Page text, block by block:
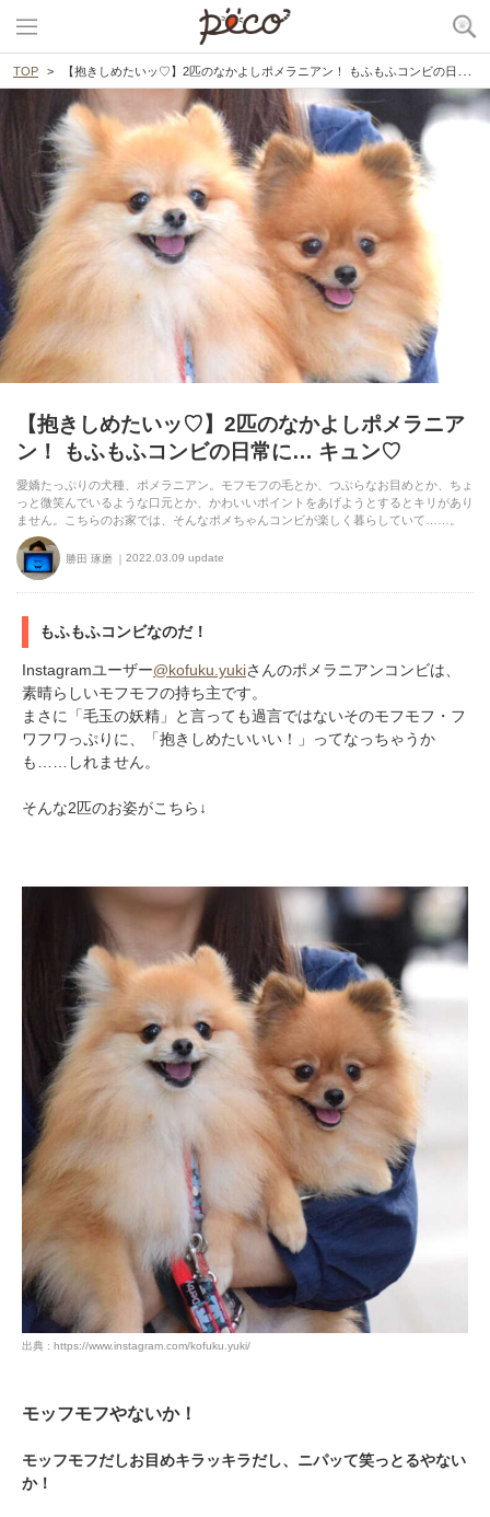
TOP 【抱きしめたいッ♡】2匹のなかよしポメラニアン！ もふもふコンビの日常に… キュン♡
【抱きしめたいッ♡】2匹のなかよしポメラニア
ン！ もふもふコンビの日常に… キュン♡
愛嬌たっぷりの犬種、ポメラニアン。モフモフの毛とか、つぶらなお目めとか、ちょ
っと微笑んでいるような口元とか、かわいいポイントをあげようとするとキリがあり
ません。こちらのお家では、そんなポメちゃんコンビが楽しく暮らしていて……。
勝田 琢磨 2022.03.09 update
もふもふコンビなのだ！
Instagramユーザー@kofuku.yukiさんのポメラニアンコンビは、
素晴らしいモフモフの持ち主です。
まさに「毛玉の妖精」と言っても過言ではないそのモフモフ・フ
ワフワっぷりに、「抱きしめたいいい！」ってなっちゃうか
も……しれません。
そんな2匹のお姿がこちら↓
出典 : https://www.instagram.com/kofuku.yuki/
モッフモフやないか！
モッフモフだしお目めキラッキラだし、ニパッて笑っとるやない
か！